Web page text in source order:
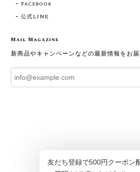
Facebook
公式LINE
Mail Magazine
新商品やキャンペーンなどの最新情報をお届